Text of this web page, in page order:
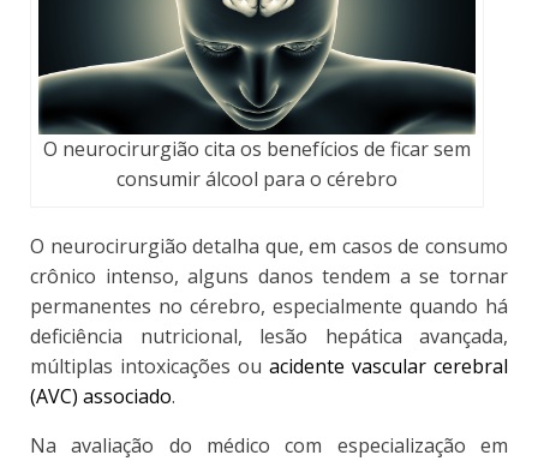
O neurocirurgião cita os benefícios de ficar sem
consumir álcool para o cérebro
O neurocirurgião detalha que,em casos de consumo
crônico intenso, alguns danos tendem a se tornar
permanentes no cérebro, especialmente quando há
deficiência nutricional, lesão hepática avançada,
múltiplas intoxicações ou acidente vascular cerebral
(AVC) associado.
Na avaliação do médico com especialização em